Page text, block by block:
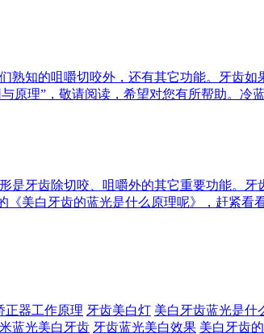
熟知的咀嚼切咬外，还有其它功能。牙齿
原理”，敬请阅读，希望对您有所帮助。冷
是牙齿除切咬、咀嚼外的其它重要功能。
美白牙齿的蓝光是什么原理呢》，赶紧看
正器工作原理 牙齿美白灯 美白牙齿蓝光是什
蓝光美白牙齿 牙齿蓝光美白效果 美白牙齿